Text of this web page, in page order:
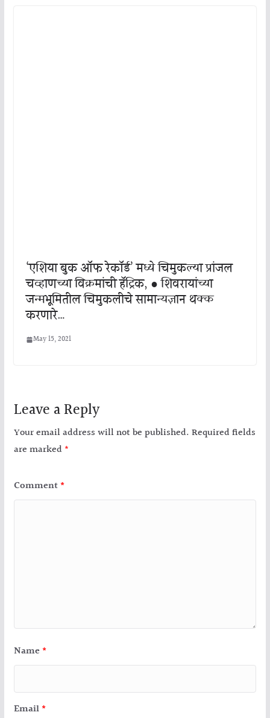
‘एशिया बुक ऑफ रेकॉर्ड’ मध्ये चिमुकल्या प्रांजल
चव्हाणच्या विक्रमांची हॅट्रिक, ● शिवरायांच्या
जन्मभूमितील चिमुकलीचे सामान्यज्ञान थक्क
करणारे…
May 15, 2021
Leave a Reply
Your email address will not be published. Required fields
are marked *
Comment *
Name *
Email *